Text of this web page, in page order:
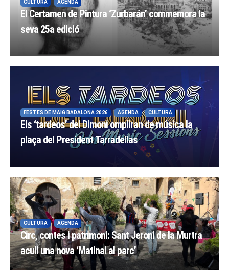
CULTURA AGENDA
El Certamen de Pintura ‘Zurbarán’ commemora la
seva 25a edició
FESTES DE MAIG BADALONA 2026 AGENDA CULTURA
Els ‘tardeos’ del Dimoni ompliran de música la
plaça del President Tarradellas
CULTURA AGENDA
Circ, contes i patrimoni: Sant Jeroni de la Murtra
acull una nova ‘Matinal al parc’